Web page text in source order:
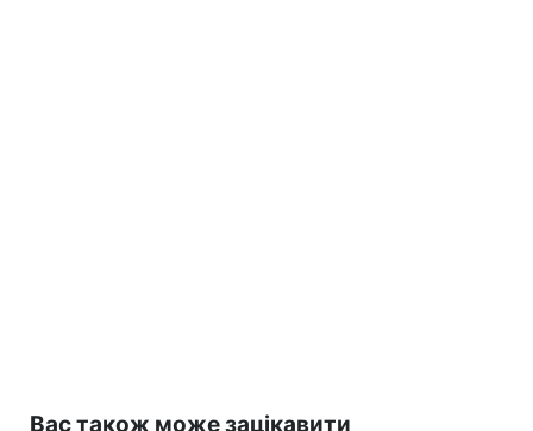
Вас також може зацікавити